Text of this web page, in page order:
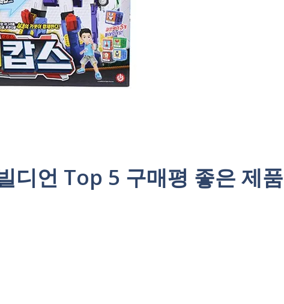
디언 Top 5 구매평 좋은 제품